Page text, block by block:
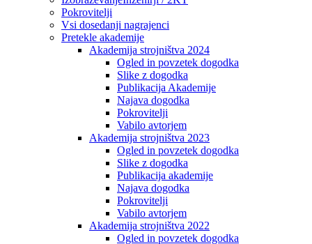
Pokrovitelji
Vsi dosedanji nagrajenci
Pretekle akademije
Akademija strojništva 2024
Ogled in povzetek dogodka
Slike z dogodka
Publikacija Akademije
Najava dogodka
Pokrovitelji
Vabilo avtorjem
Akademija strojništva 2023
Ogled in povzetek dogodka
Slike z dogodka
Publikacija akademije
Najava dogodka
Pokrovitelji
Vabilo avtorjem
Akademija strojništva 2022
Ogled in povzetek dogodka